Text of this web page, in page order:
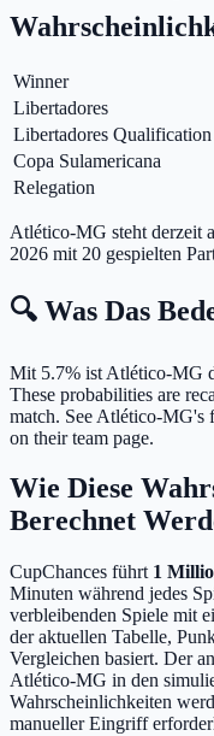
Winner
Libertadores
Libertadores Qualification
Copa Sulamericana
Relegation
Atlético-MG steht derzeit
2026 mit 20 gespielten
🔍 Was Das
Mit 5.7% ist Atlético-MG
These probabilities are
match. See Atlético-MG's
on their team page.
Wie Diese
Berechnet
CupChances führt 1
Minuten während jedes
verbleibenden Spiele mit
der aktuellen Tabelle,
Vergleichen basiert. Der
Atlético-MG in den
Wahrscheinlichkeiten
manueller Eingriff